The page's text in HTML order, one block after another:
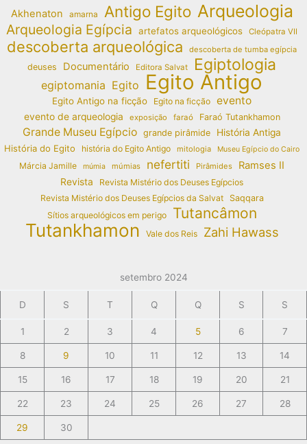
Akhenaton amarna Antigo Egito Arqueologia
Arqueologia Egípcia artefatos arqueológicos Cleópatra VII
descoberta arqueológica descoberta de tumba egípcia
deuses Documentário Editora Salvat Egiptologia
egiptomania Egito Egito Antigo
Egito Antigo na ficção Egito na ficção evento
evento de arqueologia exposição faraó Faraó Tutankhamon
Grande Museu Egípcio grande pirâmide
História Antiga
História do Egito
história do Egito Antigo mitologia Museu Egípcio do Cairo
Márcia Jamille múmia múmias nefertiti Pirâmides Ramses II
Revista
Revista Mistério dos Deuses Egípcios
Revista Mistério dos Deuses Egípcios da Salvat
Saqqara
Sítios arqueológicos em perigo
Tutancâmon
Tutankhamon Vale dos Reis Zahi Hawass
setembro 2024
D S T Q Q S S
1 2 3 4 5 6 7
8 9 10 11 12 13 14
15 16 17 18 19 20 21
22 23 24 25 26 27 28
29 30